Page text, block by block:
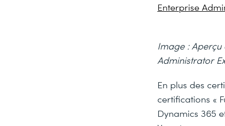
Enterprise
Image :
Administrator
En plus des
certifications «
Dynamics 365